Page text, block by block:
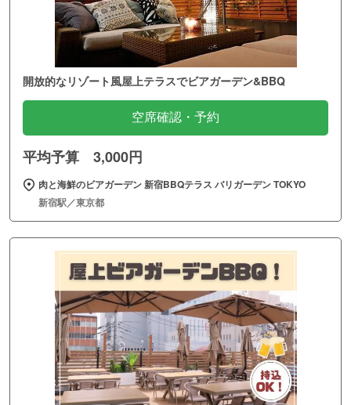
開放的なリゾート風屋上テラスでビアガーデン&BBQ
空席確認・予約
平均予算 3,000円
肉と海鮮のビアガーデン 新宿BBQテラス バリガーデン TOKYO
新宿駅／東京都